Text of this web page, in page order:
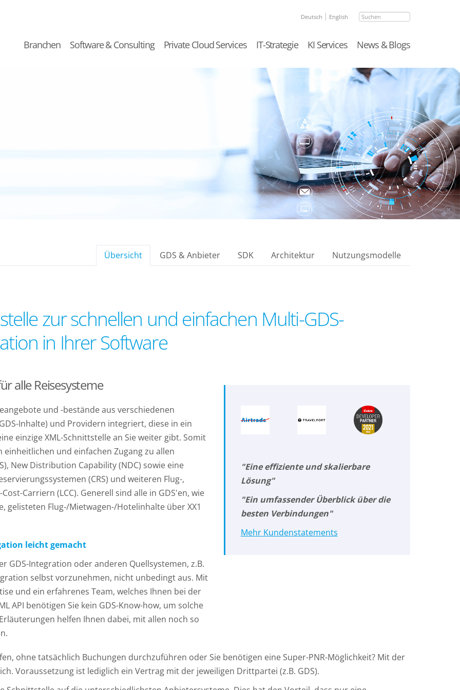
Suchen
Deutsch English
Branchen Software & Consulting Private Cloud Services IT-Strategie KI Services News & Blogs
Übersicht GDS & Anbieter SDK Architektur Nutzungsmodelle
zur schnellen und einfachen Multi-GDS-
in Ihrer Software
alle Reisesysteme
und -bestände aus verschiedenen
Inhalte) und Providern integriert, diese in ein
einzige XML-Schnittstelle an Sie weiter gibt. Somit
einheitlichen und einfachen Zugang zu allen
New Distribution Capability (NDC) sowie eine
(CRS) und weiteren Flug-,
Carriern (LCC). Generell sind alle in GDS'en, wie
gelisteten Flug-/Mietwagen-/Hotelinhalte über XX1
leicht gemacht
GDS-Integration oder anderen Quellsystemen, z.B.
selbst vorzunehmen, nicht unbedingt aus. Mit
und ein erfahrenes Team, welches Ihnen bei der
API benötigen Sie kein GDS-Know-how, um solche
helfen Ihnen dabei, mit allen noch so
"Eine effiziente und skalierbare
Lösung"
"Ein umfassender Überblick über die
besten Verbindungen"
Mehr Kundenstatements
ohne tatsächlich Buchungen durchzuführen oder Sie benötigen eine Super-PNR-Möglichkeit? Mit der
Voraussetzung ist lediglich ein Vertrag mit der jeweiligen Drittpartei (z.B. GDS).